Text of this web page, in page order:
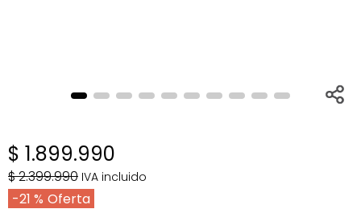
$ 1.899.990
$2.399.990 IVA incluido
21 %